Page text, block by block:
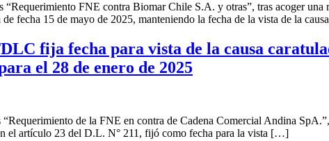
“Requerimiento FNE contra Biomar Chile S.A. y otras”, tras acoger
fecha 15 de mayo de 2025, manteniendo la fecha de la vista de la
fija fecha para vista de la causa
el 28 de enero de 2025
de la FNE en contra de Cadena Comercial Andina
el artículo 23 del D.L. N° 211, fijó como fecha para la vista […]